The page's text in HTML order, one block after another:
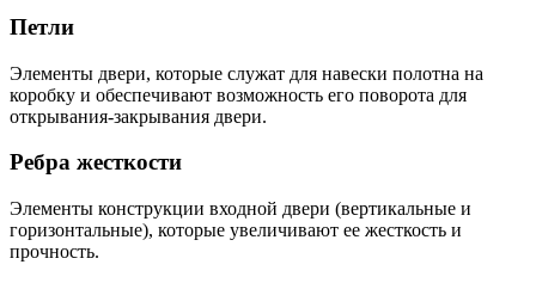
Петли
Элементы двери, которые служат для навески полотна на
коробку и обеспечивают возможность его поворота для
открывания-закрывания двери.
Ребра жесткости
Элементы конструкции входной двери (вертикальные и
горизонтальные), которые увеличивают ее жесткость и
прочность.